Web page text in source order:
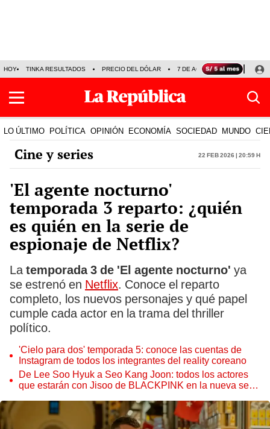
HOY TINKA RESULTADOS PRECIO DEL DÓLAR 7 DE AGOSTO OLLANTA
LO ÚLTIMO POLÍTICA OPINIÓN ECONOMÍA SOCIEDAD MUNDO
Cine y series 22 Feb 2026 | 20:59 h
'El agente nocturno'
temporada 3 reparto: ¿quién
es quién en la serie de
espionaje de Netflix?
La temporada 3 de 'El agente nocturno' ya
se estrenó en Netflix. Conoce el reparto
completo, los nuevos personajes y qué papel
cumple cada actor en la trama del thriller
político.
'Cielo para dos' temporada 5: conoce las cuentas de
Instagram de todos los integrantes del reality coreano
De Lee Soo Hyuk a Seo Kang Joon: todos los actores
que estarán con Jisoo de BLACKPINK en la nueva serie